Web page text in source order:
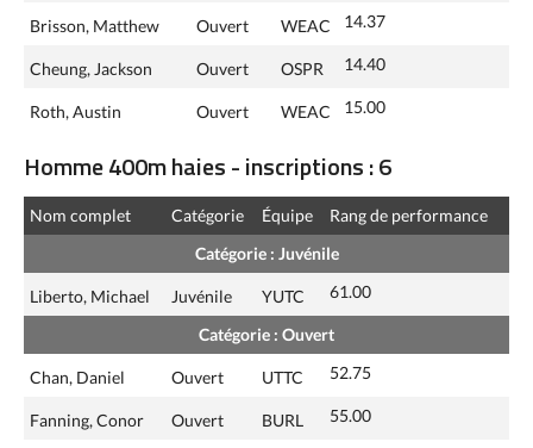
Brisson, Matthew Ouvert WEAC 14.37
Cheung, Jackson Ouvert OSPR 14.40
Roth, Austin Ouvert WEAC 15.00
Homme 400m haies - inscriptions : 6
Nom complet Catégorie Équipe
Rang de performance
Catégorie : Juvénile
Liberto, Michael Juvénile YUTC 61.00
Catégorie : Ouvert
Chan, Daniel Ouvert UTTC 52.75
Fanning, Conor Ouvert BURL 55.00